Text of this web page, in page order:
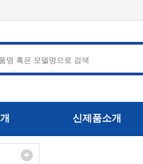
신제품소개